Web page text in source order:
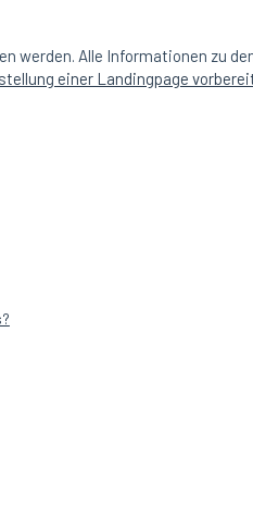
werden. Alle Informationen zu
einer Landingpage